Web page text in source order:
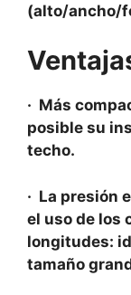
(alto/ancho/
· Más
posible su
techo.
· La presión
el uso de los
longitudes:
tamaño